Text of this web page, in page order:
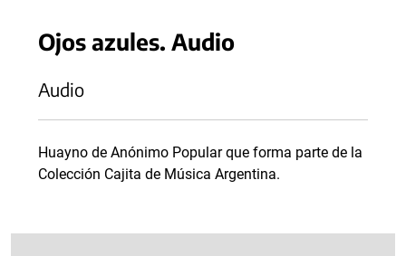
Ojos azules. Audio
Audio
Huayno de Anónimo Popular que forma parte de la
Colección Cajita de Música Argentina.